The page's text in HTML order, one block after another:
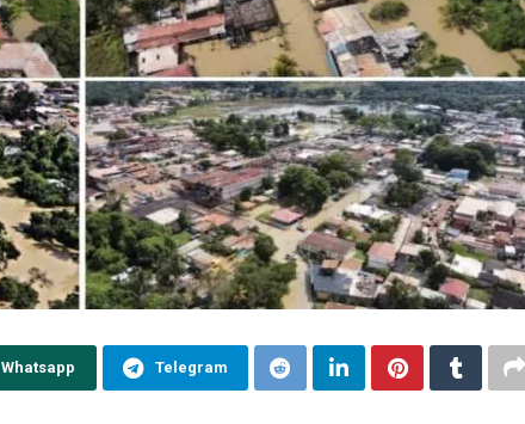
Whatsapp Telegram